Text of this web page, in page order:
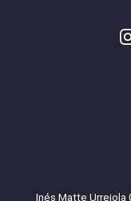
Inés Matte Urrejola